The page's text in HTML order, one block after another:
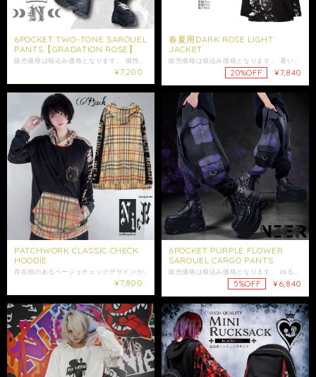
6POCKET TWO-TONE SAROUEL
PANTS【GRADATION ROSE】
¥7,200
春夏用DARK ROSE LIGHT
JACKET
20%OFF ¥7,840
PATCHWORK CLASSIC CHECK
HOODIE
¥7,800
6POCKET PURPLE FLOWER
SAROUEL CARGO PANTS
5%OFF ¥6,840